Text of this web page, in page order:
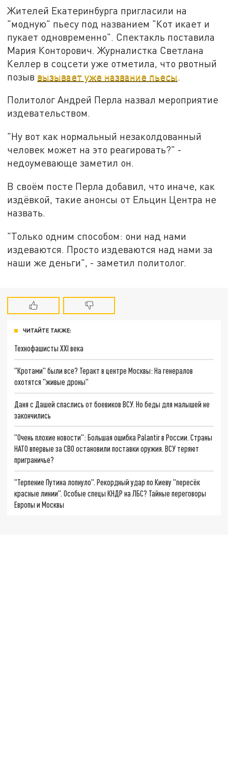
Жителей Екатеринбурга пригласили на
"модную" пьесу под названием "Кот икает и
пукает одновременно". Спектакль поставила
Мария Конторович. Журналистка Светлана
Келлер в соцсети уже отметила, что рвотный
позыв вызывает уже название пьесы.
Политолог Андрей Перла назвал мероприятие
издевательством.
"Ну вот как нормальный незаколдованный
человек может на это реагировать?" -
недоумевающе заметил он.
В своём посте Перла добавил, что иначе, как
издёвкой, такие анонсы от Ельцин Центра не
назвать.
"Только одним способом: они над нами
издеваются. Просто издеваются над нами за
наши же деньги", - заметил политолог.
ЧИТАЙТЕ ТАКЖЕ:
Технофашисты XXI века
"Кротами" были все? Теракт в центре Москвы: На генералов
охотятся "живые дроны"
Даня с Дашей спаслись от боевиков ВСУ. Но беды для малышей не
закончились
"Очень плохие новости": Большая ошибка Palantir в России. Страны
НАТО впервые за СВО остановили поставки оружия. ВСУ теряют
приграничье?
"Терпение Путина лопнуло". Рекордный удар по Киеву "пересёк
красные линии". Особые спецы КНДР на ЛБС? Тайные переговоры
Европы и Москвы